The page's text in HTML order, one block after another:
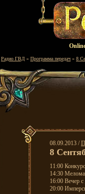
Радио ГВД » Программа передач » 8
08.09.2013 /
8
11:00
14:30
16:00 Вечер с
20:00